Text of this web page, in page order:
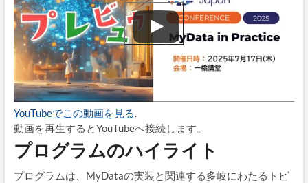
YouTubeでこの動画を見る.
動画を再生するとYouTubeへ接続します。
プログラムのハイライト
プログラムは、MyDataの実装と関連する多岐にわたるトピ